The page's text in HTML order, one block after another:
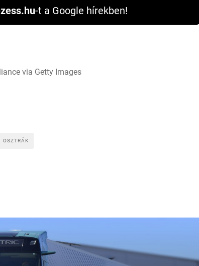
-t a Google hírekben!
via Getty Images
OSZTRÁK